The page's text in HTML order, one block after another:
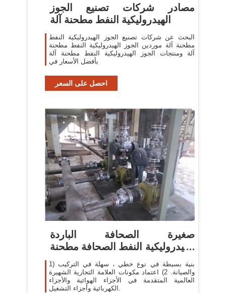
مصادر شركات تصنيع الجوز
الهيدروليكية النفط مطحنة آلة
البحث عن شركات تصنيع الجوز الهيدروليكية النفط
مطحنة آلة موردين الجوز الهيدروليكية النفط مطحنة
آلة ومنتجات الجوز الهيدروليكية النفط مطحنة آلة
بأفضل الأسعار في
احصل على السعر
صغيرة الصحافة الباردة
الهيدروليكية النفط الصحافة مطحنة
زيت
1) بنية بسيطة في نوع خطي ، سهلة في التركيب
والصيانة. 2) اعتماد مكونات العلامة التجارية الشهيرة
العالمية المتقدمة في الأجزاء الهوائية والأجزاء
الكهربائية وأجزاء التشغيل.